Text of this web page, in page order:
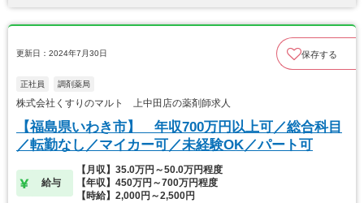
更新日：2024年7月30日 保存する
正社員 調剤薬局
株式会社くすりのマルト 上中田店の薬剤師求人
【福島県いわき市】 年収700万円以上可／総合科目
／転勤なし／マイカー可／未経験OK／パート可
給与
【月収】35.0万円～50.0万円程度
【年収】450万円～700万円程度
【時給】2,000円～2,500円